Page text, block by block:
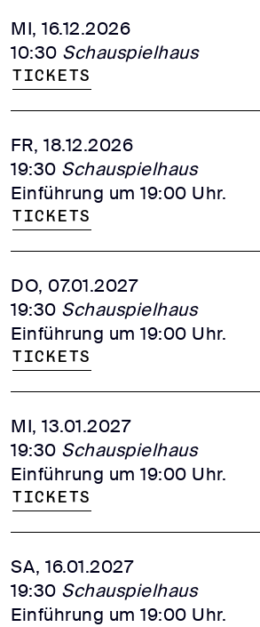
MI, 16.12.2026
10:30 Schauspielhaus
Tickets
FR, 18.12.2026
19:30 Schauspielhaus
Einführung um 19:00 Uhr.
Tickets
DO, 07.01.2027
19:30 Schauspielhaus
Einführung um 19:00 Uhr.
Tickets
MI, 13.01.2027
19:30 Schauspielhaus
Einführung um 19:00 Uhr.
Tickets
SA, 16.01.2027
19:30 Schauspielhaus
Einführung um 19:00 Uhr.